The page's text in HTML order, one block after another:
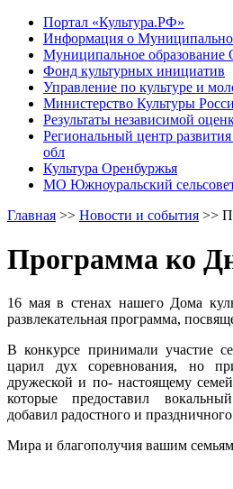
Портал «Культура.РФ»
Информация о
Муниципальное образование
Фонд культурных инициатив
Управление по культуре и
Министерство Культуры
Результаты независимой
Региональный центр
обл
Культура Оренбуржья
МО Южноуральский
Главная >> Новости и события >>
Программа ко
16 мая в стенах нашего Дома
развлекательная программа,
В конкурсе принимали участие
царил дух соревнования, но
дружеской и по- настоящему
которые предоставил
добавил радостного и
Мира и благополучия вашим